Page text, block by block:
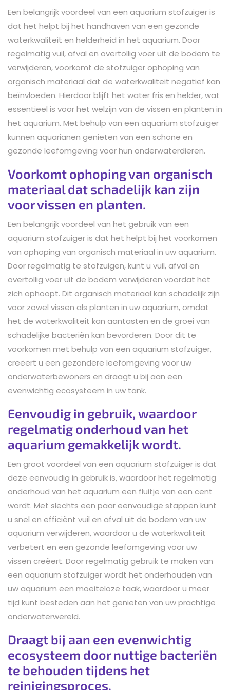
Een belangrijk voordeel van een aquarium stofzuiger is
dat het helpt bij het handhaven van een gezonde
waterkwaliteit en helderheid in het aquarium. Door
regelmatig vuil, afval en overtollig voer uit de bodem te
verwijderen, voorkomt de stofzuiger ophoping van
organisch materiaal dat de waterkwaliteit negatief kan
beïnvloeden. Hierdoor blijft het water fris en helder, wat
essentieel is voor het welzijn van de vissen en planten in
het aquarium. Met behulp van een aquarium stofzuiger
kunnen aquarianen genieten van een schone en
gezonde leefomgeving voor hun onderwaterdieren.
Voorkomt ophoping van organisch
materiaal dat schadelijk kan zijn
voor vissen en planten.
Een belangrijk voordeel van het gebruik van een
aquarium stofzuiger is dat het helpt bij het voorkomen
van ophoping van organisch materiaal in uw aquarium.
Door regelmatig te stofzuigen, kunt u vuil, afval en
overtollig voer uit de bodem verwijderen voordat het
zich ophoopt. Dit organisch materiaal kan schadelijk zijn
voor zowel vissen als planten in uw aquarium, omdat
het de waterkwaliteit kan aantasten en de groei van
schadelijke bacteriën kan bevorderen. Door dit te
voorkomen met behulp van een aquarium stofzuiger,
creëert u een gezondere leefomgeving voor uw
onderwaterbewoners en draagt u bij aan een
evenwichtig ecosysteem in uw tank.
Eenvoudig in gebruik, waardoor
regelmatig onderhoud van het
aquarium gemakkelijk wordt.
Een groot voordeel van een aquarium stofzuiger is dat
deze eenvoudig in gebruik is, waardoor het regelmatig
onderhoud van het aquarium een fluitje van een cent
wordt. Met slechts een paar eenvoudige stappen kunt
u snel en efficiënt vuil en afval uit de bodem van uw
aquarium verwijderen, waardoor u de waterkwaliteit
verbetert en een gezonde leefomgeving voor uw
vissen creëert. Door regelmatig gebruik te maken van
een aquarium stofzuiger wordt het onderhouden van
uw aquarium een moeiteloze taak, waardoor u meer
tijd kunt besteden aan het genieten van uw prachtige
onderwaterwereld.
Draagt bij aan een evenwichtig
ecosysteem door nuttige bacteriën
te behouden tijdens het
reinigingsproces.